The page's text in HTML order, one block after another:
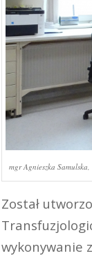
mgr Agnieszka
Został
wykonywanie